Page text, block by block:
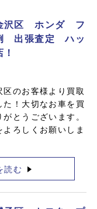
沢区 ホンダ フ
出張査定 ハッ
のお客様より買取
た！大切なお車を買
とうございます。
ろしくお願いしま
読む